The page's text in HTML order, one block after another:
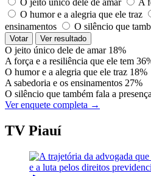
O jeito único dele de amar
A
O humor e a alegria que ele traz
ensinamentos
O silêncio que
Votar Ver resultado
O jeito único dele de amar 18%
A força e a resiliência que ele tem
O humor e a alegria que ele traz 18%
A sabedoria e os ensinamentos 27%
O silêncio que também fala a
Ver enquete completa →
TV Piauí